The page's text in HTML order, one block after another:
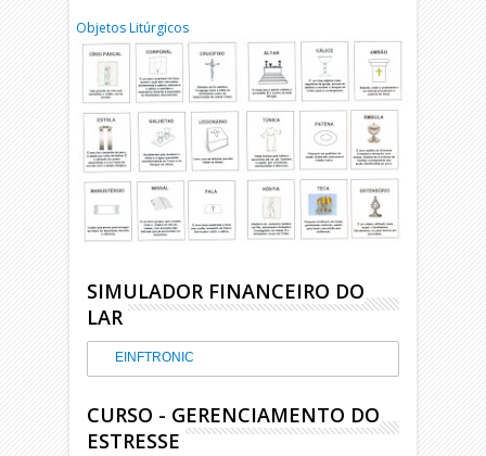
Objetos Litúrgicos
SIMULADOR FINANCEIRO DO
LAR
EINFTRONIC
CURSO - GERENCIAMENTO DO
ESTRESSE